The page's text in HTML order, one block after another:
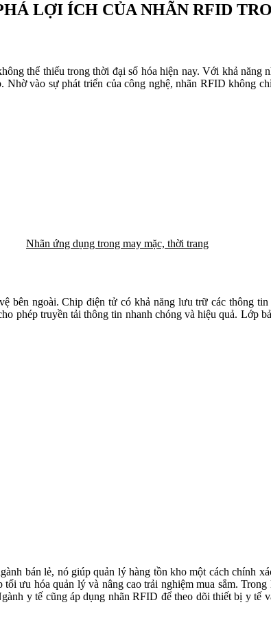
LỢI ÍCH CỦA NHÃN RFID
thể thiếu trong thời đại số hóa hiện nay. Với khả năng
vào sự phát triển của công nghệ, nhãn RFID không
tối ưu hóa quy trình mà còn mang lại nhiều lợi ích đáng
hóa và tài sản một cách chính xác, giảm thiểu sai sót và
giảm thiểu thời gian chờ đợi cho cả khách hàng và nhân
giúp ngăn chặn tình trạng mất trộm hàng hóa và tăng